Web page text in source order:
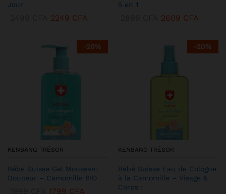
Jour
2249 CFA
5 en 1
2609 CFA
-20%
KENBANG TRÉSOR
Bébé Suisse Gel Moussant
Douceur – Camomille BIO
1799 CFA
-20%
KENBANG TRÉSOR
Bébé Suisse Eau de Cologne
à la Camomille – Visage &
Corps :